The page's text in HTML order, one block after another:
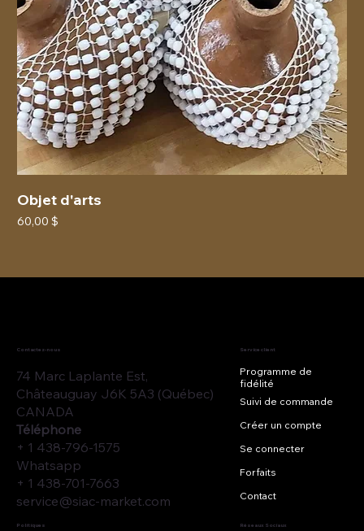
Objet d'arts
Prix
60,00 $
74 Marc Laplante Est,
Châteauguay J6K 5A3 (Québec)
CANADA
Téléphone
+ 1 438-796-1575
Whatsapp
+ 1 438-701-7663
service@siac-market.com
Contactez-nous Service client
Programme de
fidélité
Suivi de commande
Créer un compte
Se connecter
Forfaits
Contact
Politiques Réseaux Sociaux